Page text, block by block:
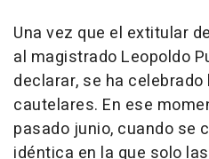
Una vez que el extitular
al magistrado Leopoldo
declarar, se ha
cautelares. En ese
pasado junio, cuando se
idéntica en la que solo